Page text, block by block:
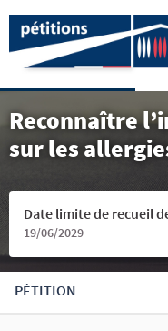
Reconnaître
sur les
Date limite de recueil
19/06/2029
PÉTITION